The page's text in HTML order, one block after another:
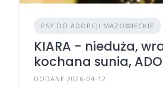
PSY DO ADOPCJI MAZOWIECKIE
KIARA - nieduża,
kochana sunia,
DODANE 2026-04-12